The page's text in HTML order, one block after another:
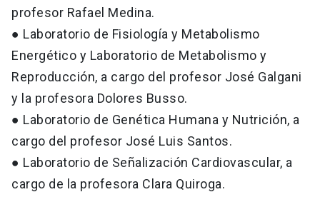
profesor Rafael Medina.
● Laboratorio de Fisiología y Metabolismo
Energético y Laboratorio de Metabolismo y
Reproducción, a cargo del profesor José Galgani
y la profesora Dolores Busso.
● Laboratorio de Genética Humana y Nutrición, a
cargo del profesor José Luis Santos.
● Laboratorio de Señalización Cardiovascular, a
cargo de la profesora Clara Quiroga.